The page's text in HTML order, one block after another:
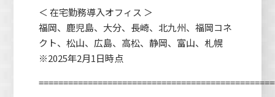
＜ 在宅勤務導入オフィス ＞
福岡、鹿児島、大分、長崎、北九州、福岡コネ
クト、松山、広島、高松、静岡、富山、札幌
※2025年2月1日時点